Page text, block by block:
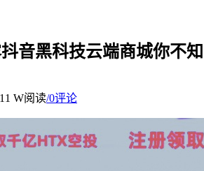
音黑科技云端商城你不
W阅读/0评论